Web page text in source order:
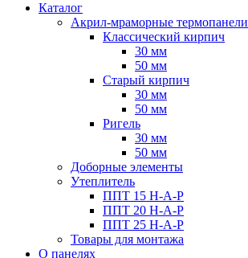
Каталог
Акрил-мраморные термопанели
Классический кирпич
30 мм
50 мм
Старый кирпич
30 мм
50 мм
Ригель
30 мм
50 мм
Доборные элементы
Утеплитель
ППТ 15 Н-А-Р
ППТ 20 Н-А-Р
ППТ 25 Н-А-Р
Товары для монтажа
О панелях